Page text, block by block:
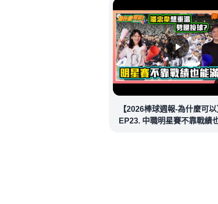
【2026棒球週報-為什麼可以
EP23. 中職明星賽不靠戰績